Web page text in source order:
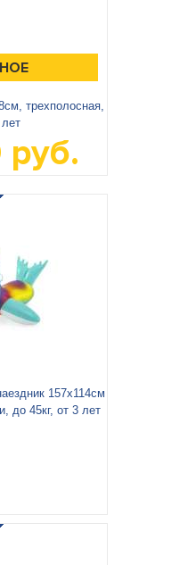
трехполосная,
руб.
157х114см
до 45кг, от 3 лет